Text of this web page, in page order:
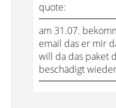
quote:
am 31.07.
email das er mir
will da das paket
beschädigt